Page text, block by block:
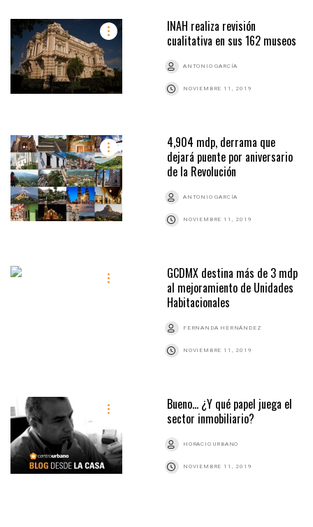
INAH realiza revisión
cualitativa en sus 162 museos
ANTONIO GARCÍA
NOVIEMBRE 11, 2019
4,904 mdp, derrama que
dejará puente por aniversario
de la Revolución
ANTONIO GARCÍA
NOVIEMBRE 11, 2019
GCDMX destina más de 3 mdp
al mejoramiento de Unidades
Habitacionales
FERNANDA HERNÁNDEZ
NOVIEMBRE 11, 2019
Bueno… ¿Y qué papel juega el
sector inmobiliario?
HORACIO URBANO
NOVIEMBRE 11, 2019